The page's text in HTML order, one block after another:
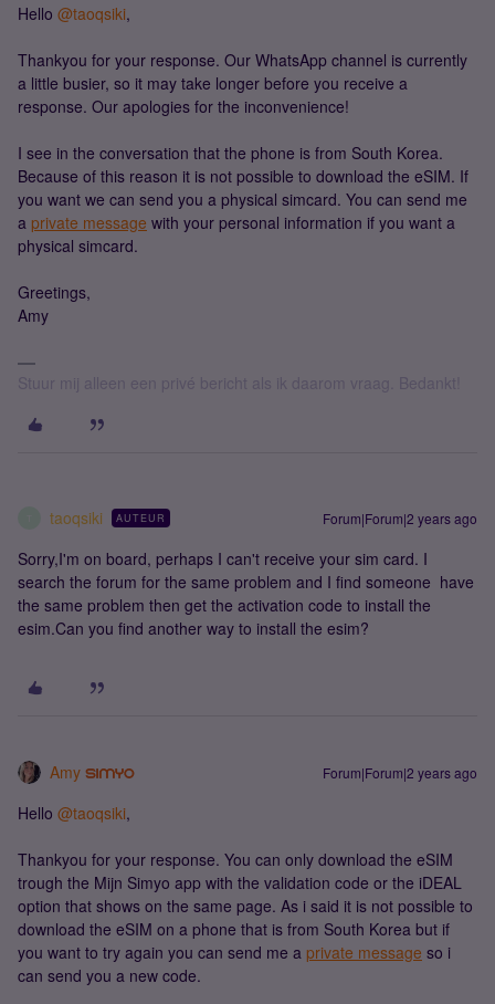
Hello @taoqsiki,
Thankyou for your response. Our WhatsApp channel is currently
a little busier, so it may take longer before you receive a
response. Our apologies for the inconvenience!
I see in the conversation that the phone is from South Korea.
Because of this reason it is not possible to download the eSIM. If
you want we can send you a physical simcard. You can send me
a private message with your personal information if you want a
physical simcard.
Greetings,
Amy
Stuur mij alleen een privé bericht als ik daarom vraag. Bedankt!
taoqsiki AUTEUR Forum|Forum|2 years ago
Sorry,I'm on board, perhaps I can't receive your sim card. I
search the forum for the same problem and I find someone have
the same problem then get the activation code to install the
esim.Can you find another way to install the esim?
Amy Forum|Forum|2 years ago
Hello @taoqsiki,
Thankyou for your response. You can only download the eSIM
trough the Mijn Simyo app with the validation code or the iDEAL
option that shows on the same page. As i said it is not possible to
download the eSIM on a phone that is from South Korea but if
you want to try again you can send me a private message so i
can send you a new code.